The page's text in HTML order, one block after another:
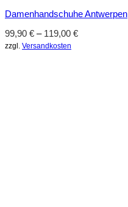
Damenhandschuhe Antwerpen
99,90 € – 119,00 €
zzgl. Versandkosten